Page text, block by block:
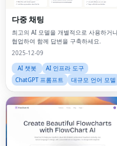
다중 채팅
최고의 AI 모델을 개별적으로 사용하거
협업하여 함께 답변을 구축하세요.
2025-12-09
AI 챗봇
AI 인프라 도구
ChatGPT 프롬프트
대규모 언어 모델